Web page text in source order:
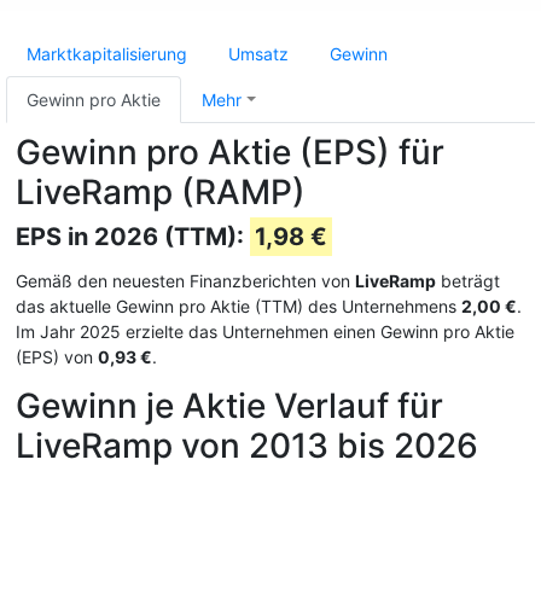
Marktkapitalisierung Umsatz Gewinn
Gewinn pro Aktie Mehr
Gewinn pro Aktie (EPS) für
LiveRamp (RAMP)
EPS in 2026 (TTM): 1,98 €
Gemäß den neuesten Finanzberichten von LiveRamp beträgt
das aktuelle Gewinn pro Aktie (TTM) des Unternehmens 2,00 €.
Im Jahr 2025 erzielte das Unternehmen einen Gewinn pro Aktie
(EPS) von 0,93 €.
Gewinn je Aktie Verlauf für
LiveRamp von 2013 bis 2026